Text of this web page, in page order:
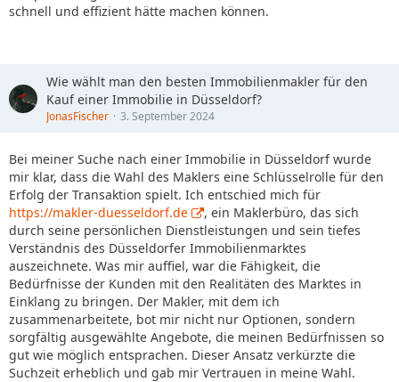
schnell und effizient hätte machen können.
Wie wählt man den besten Immobilienmakler für den
Kauf einer Immobilie in Düsseldorf?
JonasFischer 3. September 2024
Bei meiner Suche nach einer Immobilie in Düsseldorf wurde
mir klar, dass die Wahl des Maklers eine Schlüsselrolle für den
Erfolg der Transaktion spielt. Ich entschied mich für
https://makler-duesseldorf.de
, ein Maklerbüro, das sich
durch seine persönlichen Dienstleistungen und sein tiefes
Verständnis des Düsseldorfer Immobilienmarktes
auszeichnete. Was mir auffiel, war die Fähigkeit, die
Bedürfnisse der Kunden mit den Realitäten des Marktes in
Einklang zu bringen. Der Makler, mit dem ich
zusammenarbeitete, bot mir nicht nur Optionen, sondern
sorgfältig ausgewählte Angebote, die meinen Bedürfnissen so
gut wie möglich entsprachen. Dieser Ansatz verkürzte die
Suchzeit erheblich und gab mir Vertrauen in meine Wahl.